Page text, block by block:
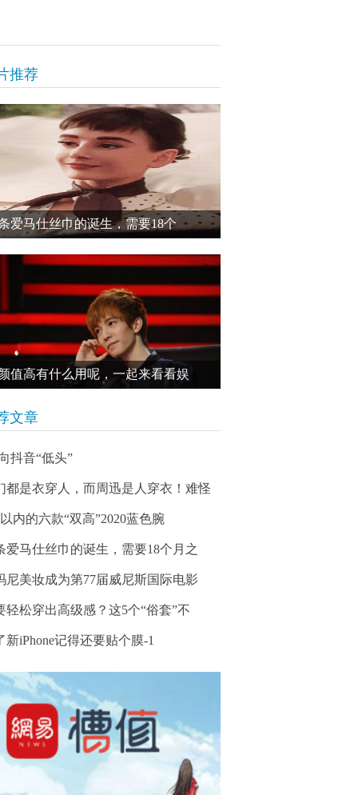
推荐
爱马仕丝巾的诞生，需要18个
值高有什么用呢，一起来看看娱
文章
抖音“低头”
都是衣穿人，而周迅是人穿衣！难怪
内的六款“双高”2020蓝色腕
爱马仕丝巾的诞生，需要18个月之
尼美妆成为第77届威尼斯国际电影
轻松穿出高级感？这5个“俗套”不
新iPhone记得还要贴个膜-1